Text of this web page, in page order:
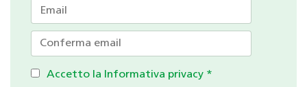
Accetto la Informativa privacy *